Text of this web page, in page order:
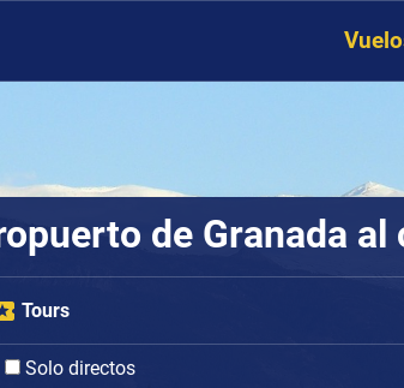
de Granada al
Tours
Solo directos